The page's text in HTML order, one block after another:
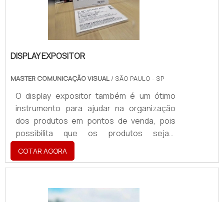
empresariais, assim como nos mais
variados setores ind.
DISPLAY EXPOSITOR
MASTER COMUNICAÇÃO VISUAL / SÃO PAULO - SP
O display expositor também é um ótimo
instrumento para ajudar na organização
dos produtos em pontos de venda, pois
possibilita que os produtos sejam
acomodados em lugares estratégicos. O
display facilita o acesso dos clientes aos
produtos e permite fácil identificação.Um
colocado em um display. O equipamento
COTAR AGORA